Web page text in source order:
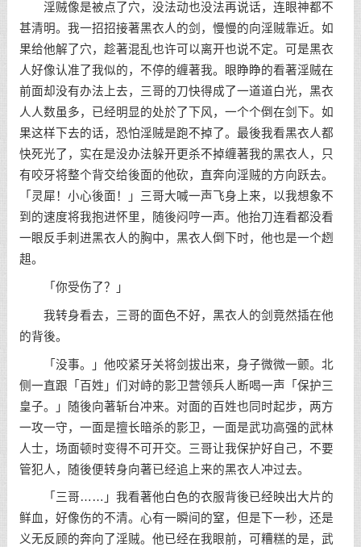
淫贼像是被点了穴，没法动也没法再说话，连眼神都不
甚清明。我一招招接著黑衣人的剑，慢慢的向淫贼靠近。如
果给他解了穴，趁著混乱也许可以离开也说不定。可是黑衣
人好像认准了我似的，不停的缠著我。眼睁睁的看著淫贼在
前面却没有办法上去，三哥的刀快得成了一道道白光，黑衣
人人数虽多，已经明显的处於了下风，一个个倒在剑下。如
果这样下去的话，恐怕淫贼是跑不掉了。最後我看黑衣人都
快死光了，实在是没办法躲开更杀不掉缠著我的黑衣人，只
有咬牙将整个背交给後面的他砍，直奔向淫贼的方向跃去。
「灵犀！小心後面！」三哥大喊一声飞身上来，以我想象不
到的速度将我抱进怀里，随後闷哼一声。他抬刀连看都没看
一眼反手刺进黑衣人的胸中，黑衣人倒下时，他也是一个趔
趄。
「你受伤了？」
我转身看去，三哥的面色不好，黑衣人的剑竟然插在他
的背後。
「没事。」他咬紧牙关将剑拔出来，身子微微一颤。北
侧一直跟「百姓」们对峙的影卫营领兵人断喝一声「保护三
皇子。」随後向著斩台冲来。对面的百姓也同时起步，两方
一攻一守，一面是擅长暗杀的影卫，一面是武功高强的武林
人士，场面顿时变得不可开交。三哥让我保护好自己，不要
管犯人，随後便转身向著已经追上来的黑衣人冲过去。
「三哥……」我看著他白色的衣服背後已经映出大片的
鲜血，好像伤的不清。心有一瞬间的窒，但是下一秒，还是
义无反顾的奔向了淫贼。他已经在我眼前，可糟糕的是，武